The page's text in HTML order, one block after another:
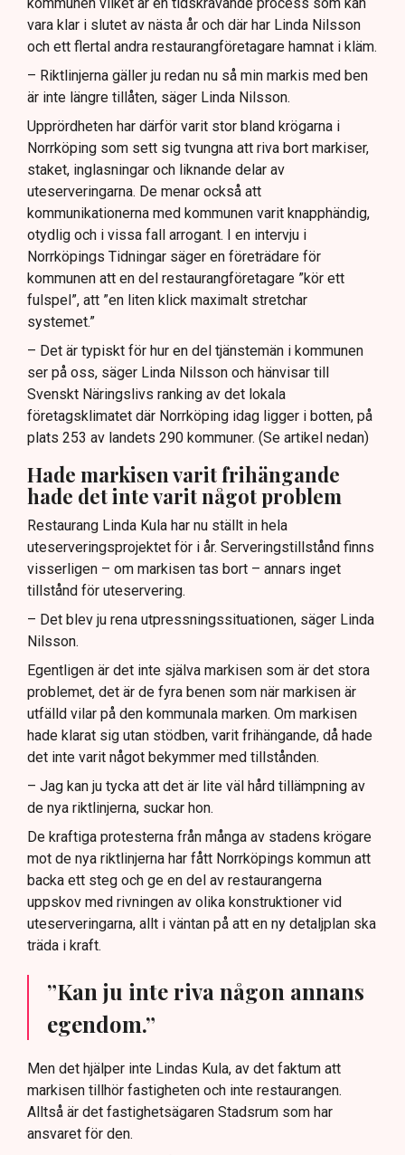
vara klar i slutet av nästa år och där har Linda Nilsson
och ett flertal andra restaurangföretagare hamnat i kläm.
– Riktlinjerna gäller ju redan nu så min markis med ben
är inte längre tillåten, säger Linda Nilsson.
Upprördheten har därför varit stor bland krögarna i
Norrköping som sett sig tvungna att riva bort markiser,
staket, inglasningar och liknande delar av
uteserveringarna. De menar också att
kommunikationerna med kommunen varit knapphändig,
otydlig och i vissa fall arrogant. I en intervju i
Norrköpings Tidningar säger en företrädare för
kommunen att en del restaurangföretagare ”kör ett
fulspel”, att ”en liten klick maximalt stretchar
systemet.”
– Det är typiskt för hur en del tjänstemän i kommunen
ser på oss, säger Linda Nilsson och hänvisar till
Svenskt Näringslivs ranking av det lokala
företagsklimatet där Norrköping idag ligger i botten, på
plats 253 av landets 290 kommuner. (Se artikel nedan)
Hade markisen varit frihängande
hade det inte varit något problem
Restaurang Linda Kula har nu ställt in hela
uteserveringsprojektet för i år. Serveringstillstånd finns
visserligen – om markisen tas bort – annars inget
tillstånd för uteservering.
– Det blev ju rena utpressningssituationen, säger Linda
Nilsson.
Egentligen är det inte själva markisen som är det stora
problemet, det är de fyra benen som när markisen är
utfälld vilar på den kommunala marken. Om markisen
hade klarat sig utan stödben, varit frihängande, då hade
det inte varit något bekymmer med tillstånden.
– Jag kan ju tycka att det är lite väl hård tillämpning av
de nya riktlinjerna, suckar hon.
De kraftiga protesterna från många av stadens krögare
mot de nya riktlinjerna har fått Norrköpings kommun att
backa ett steg och ge en del av restaurangerna
uppskov med rivningen av olika konstruktioner vid
uteserveringarna, allt i väntan på att en ny detaljplan ska
träda i kraft.
”Kan ju inte riva någon annans
egendom.”
Men det hjälper inte Lindas Kula, av det faktum att
markisen tillhör fastigheten och inte restaurangen.
Alltså är det fastighetsägaren Stadsrum som har
ansvaret för den.